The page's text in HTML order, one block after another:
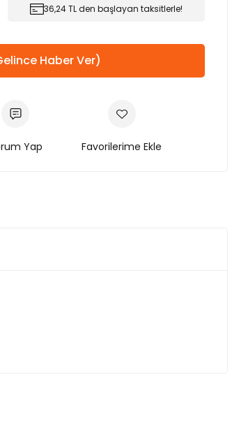
36,24 TL den başlayan taksitlerle!
Haber Ver)
Yap